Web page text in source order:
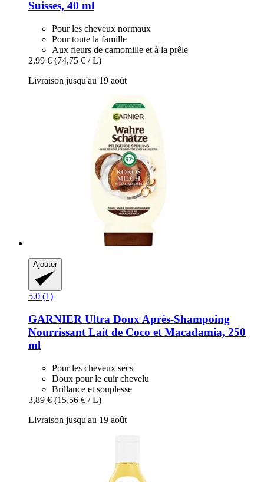
Suisses, 40 ml
Pour les cheveux normaux
Pour toute la famille
Aux fleurs de camomille et à la prêle
2,99 € (74,75 € / L)
Livraison jusqu'au 19 août
Ajouter
5.0 (1)
GARNIER Ultra Doux Après-​Shampoing
Nourrissant Lait de Coco et Macadamia, 250
ml
Pour les cheveux secs
Doux pour le cuir chevelu
Brillance et souplesse
3,89 € (15,56 € / L)
Livraison jusqu'au 19 août